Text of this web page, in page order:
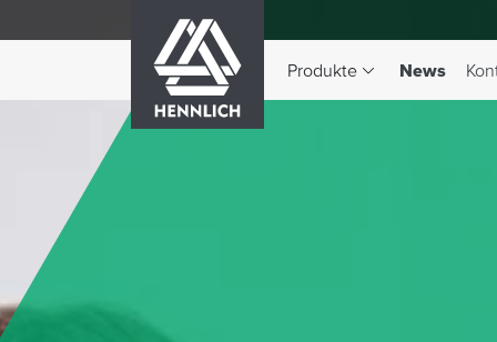
Produkte
Dropdown-Menü
News(aktiv)